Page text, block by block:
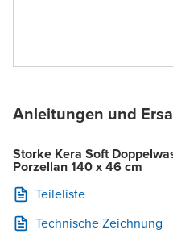
Anleitungen und
Storke Kera Soft
Porzellan 140 x 46 cm
Teileliste
Technische Zeichnung